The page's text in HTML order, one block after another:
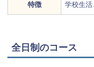
特徴 学校生
全日制のコース